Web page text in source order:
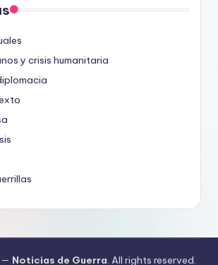
y crisis humanitaria
— Noticias de Guerra. All rights reserved.